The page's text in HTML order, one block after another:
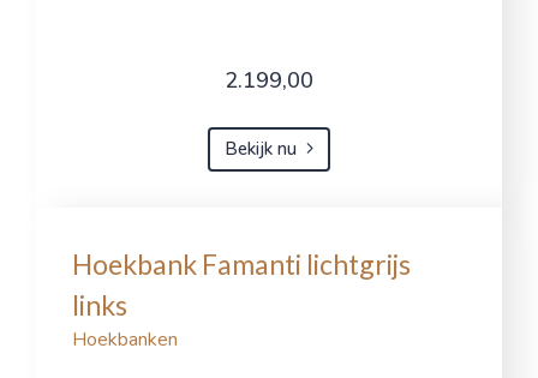
2.199,00
Bekijk nu
Hoekbank Famanti lichtgrijs
links
Hoekbanken